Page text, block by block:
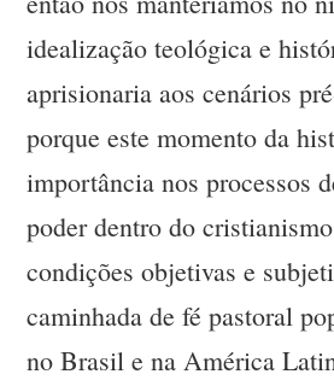
idealização teológica e
aprisionaria aos cenários
porque este momento da
importância nos processos
poder dentro do
condições objetivas e
caminhada de fé pastoral
no Brasil e na América